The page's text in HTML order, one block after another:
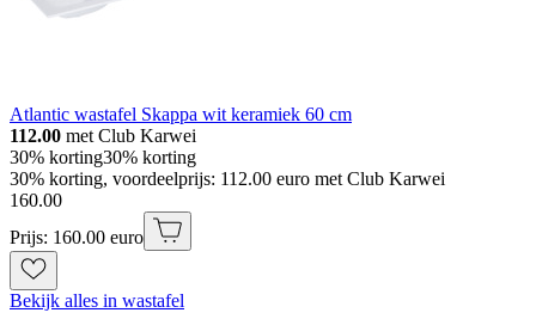
Atlantic wastafel Skappa wit keramiek 60 cm
112.00 met Club Karwei
30% korting30% korting
30% korting, voordeelprijs: 112.00 euro met Club Karwei
160.00
Prijs: 160.00 euro
Bekijk alles in wastafel